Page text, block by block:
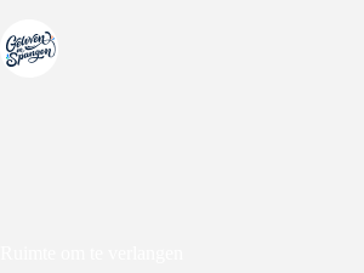
naar
de